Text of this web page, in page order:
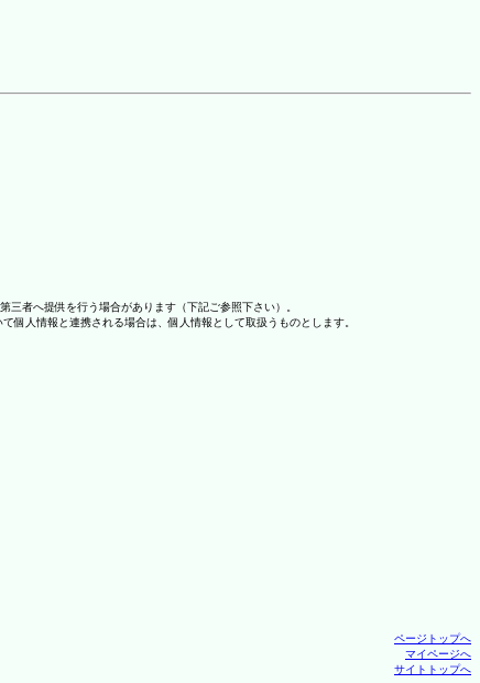
者へ提供を行う場合があります（下記ご参照下さい）。
人情報と連携される場合は、個人情報として取扱うものとします。
ページトップへ
マイページへ
サイトトップへ